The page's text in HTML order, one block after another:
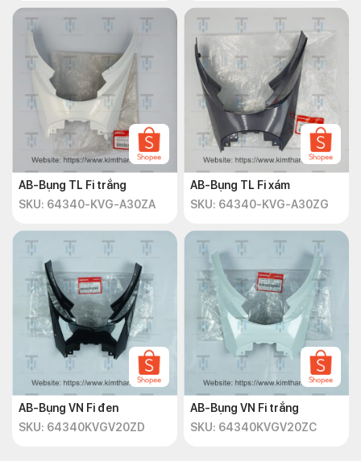
AB-Bụng TL Fi trắng
SKU: 64340-KVG-A30ZA
AB-Bụng TL Fi xám
SKU: 64340-KVG-A30ZG
AB-Bụng VN Fi đen
SKU: 64340KVGV20ZD
AB-Bụng VN Fi trắng
SKU: 64340KVGV20ZC